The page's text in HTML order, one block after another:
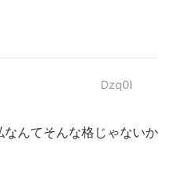
Dzq0I
んてそんな格じゃないか